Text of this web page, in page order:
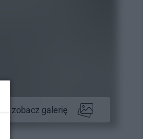
zobacz galerię